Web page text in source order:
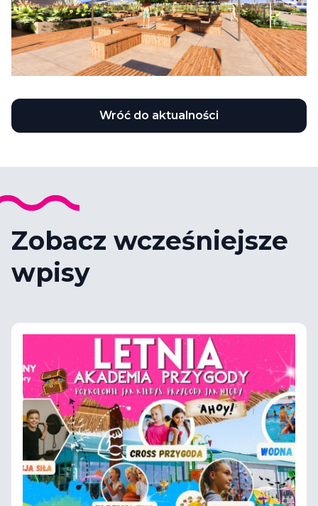
Wróć do aktualności
Zobacz wcześniejsze
wpisy